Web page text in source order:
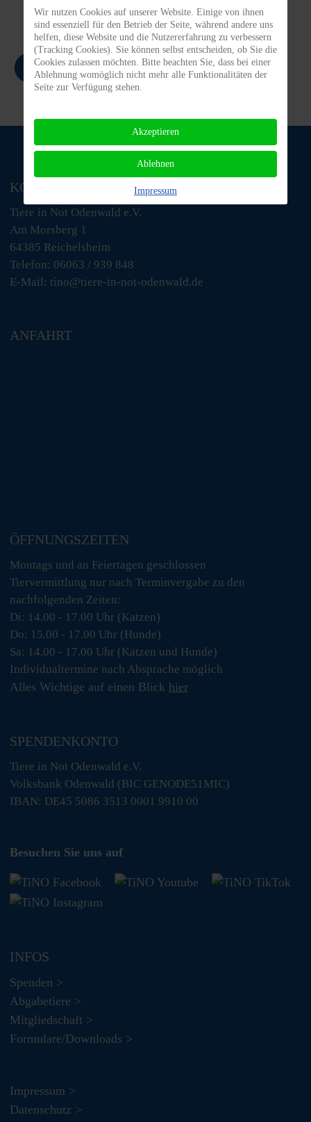
Zurück
KONTAKT
Tiere in Not Odenwald e.V.
Am Morsberg 1
64385 Reichelsheim
Telefon: 06063 / 939 848
E-Mail: tino@tiere-in-not-odenwald.de
ANFAHRT
ÖFFNUNGSZEITEN
Montags und an Feiertagen geschlossen
Tiervermittlung nur nach Terminvergabe zu den
nachfolgenden Zeiten:
Di: 14.00 - 17.00 Uhr (Katzen)
Do: 15.00 - 17.00 Uhr (Hunde)
Sa: 14.00 - 17.00 Uhr (Katzen und Hunde)
Individualtermine nach Absprache möglich
Alles Wichtige auf einen Blick hier
SPENDENKONTO
Tiere in Not Odenwald e.V.
Volksbank Odenwald (BIC GENODE51MIC)
IBAN: DE45 5086 3513 0001 9910 00
Besuchen Sie uns auf
INFOS
Spenden >
Abgabetiere >
Mitgliedschaft >
Formulare/Downloads >
Impressum >
Datenschutz >
Wir nutzen Cookies auf unserer Website. Einige von ihnen
sind essenziell für den Betrieb der Seite, während andere uns
helfen, diese Website und die Nutzererfahrung zu verbessern
(Tracking Cookies). Sie können selbst entscheiden, ob Sie die
Cookies zulassen möchten. Bitte beachten Sie, dass bei einer
Ablehnung womöglich nicht mehr alle Funktionalitäten der
Seite zur Verfügung stehen.
Akzeptieren
Ablehnen
Impressum